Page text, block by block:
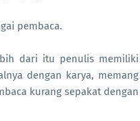
pembaca.
dari itu penulis memiliki
dengan karya, memang
kurang sepakat dengan